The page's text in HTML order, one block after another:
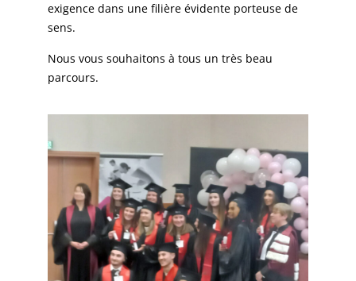
exigence dans une filière évidente porteuse de
sens.
Nous vous souhaitons à tous un très beau
parcours.